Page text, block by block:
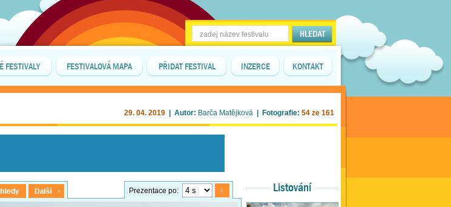
FESTIVALY FESTIVALOVÁ MAPA PŘIDAT FESTIVAL INZERCE KONTAKT
29. 04. 2019 | Autor: Barča Matějková | Fotografie: 54 ze 161
Prezentace po: Listování